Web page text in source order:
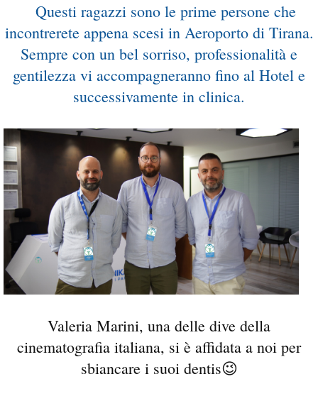
Questi ragazzi sono le prime persone che
incontrerete appena scesi in Aeroporto di Tirana.
Sempre con un bel sorriso, professionalità e
gentilezza vi accompagneranno fino al Hotel e
successivamente in clinica.
Valeria Marini, una delle dive della
cinematografia italiana, si è affidata a noi per
sbiancare i suoi dentis😉